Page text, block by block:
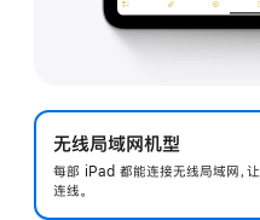
无线局域网机型
每部 iPad 都能连接无线局域网，让
连线。